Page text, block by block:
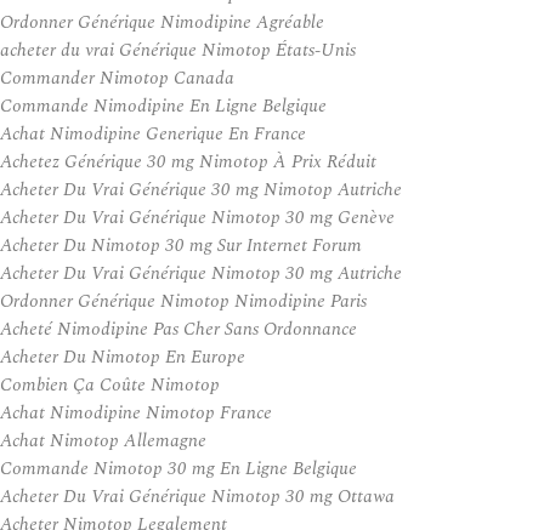
Ordonner Générique Nimodipine Agréable
acheter du vrai Générique Nimotop États-Unis
Commander Nimotop Canada
Commande Nimodipine En Ligne Belgique
Achat Nimodipine Generique En France
Achetez Générique 30 mg Nimotop À Prix Réduit
Acheter Du Vrai Générique 30 mg Nimotop Autriche
Acheter Du Vrai Générique Nimotop 30 mg Genève
Acheter Du Nimotop 30 mg Sur Internet Forum
Acheter Du Vrai Générique Nimotop 30 mg Autriche
Ordonner Générique Nimotop Nimodipine Paris
Acheté Nimodipine Pas Cher Sans Ordonnance
Acheter Du Nimotop En Europe
Combien Ça Coûte Nimotop
Achat Nimodipine Nimotop France
Achat Nimotop Allemagne
Commande Nimotop 30 mg En Ligne Belgique
Acheter Du Vrai Générique Nimotop 30 mg Ottawa